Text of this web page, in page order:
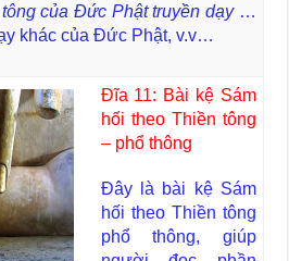
của Đức Phật truyền dạy…
khác của Đức Phật, v.v…
Đĩa 11: Bài kệ Sám
hối theo Thiền tông
– phổ thông
Đây là bài kệ Sám
hối theo Thiền tông
phổ thông, giúp